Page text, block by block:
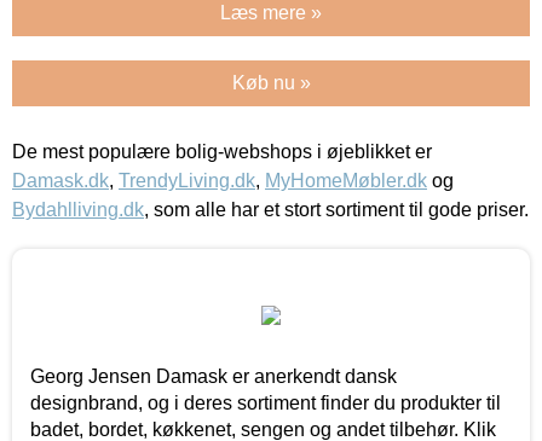
Læs mere »
Køb nu »
De mest populære bolig-webshops i øjeblikket er
Damask.dk, TrendyLiving.dk, MyHomeMøbler.dk og
Bydahlliving.dk, som alle har et stort sortiment til gode priser.
Georg Jensen Damask er anerkendt dansk
designbrand, og i deres sortiment finder du produkter til
badet, bordet, køkkenet, sengen og andet tilbehør. Klik